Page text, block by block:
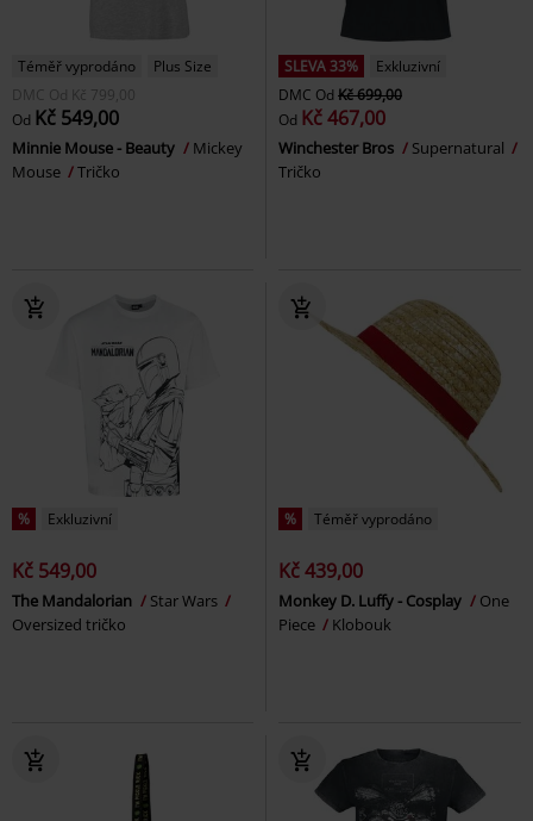
Téměř vyprodáno
Plus Size
DMC Od Kč 799,00
Od Kč 549,00
Minnie Mouse - Beauty
Mickey
Mouse
Tričko
SLEVA 33%
Exkluzivní
DMC Od Kč 699,00
Od Kč 467,00
Winchester Bros
Supernatural
Tričko
% Exkluzivní
Kč 549,00
The Mandalorian
Star Wars
Oversized tričko
% Téměř vyprodáno
Kč 439,00
Monkey D. Luffy - Cosplay
One
Piece
Klobouk